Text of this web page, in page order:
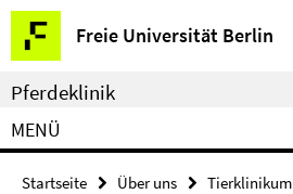
Springe
direkt
zu
Inhalt
Freie Universität Berlin
Service-
Navigation
Pferdeklinik
MENÜ
Startseite Über uns Tierklinikum